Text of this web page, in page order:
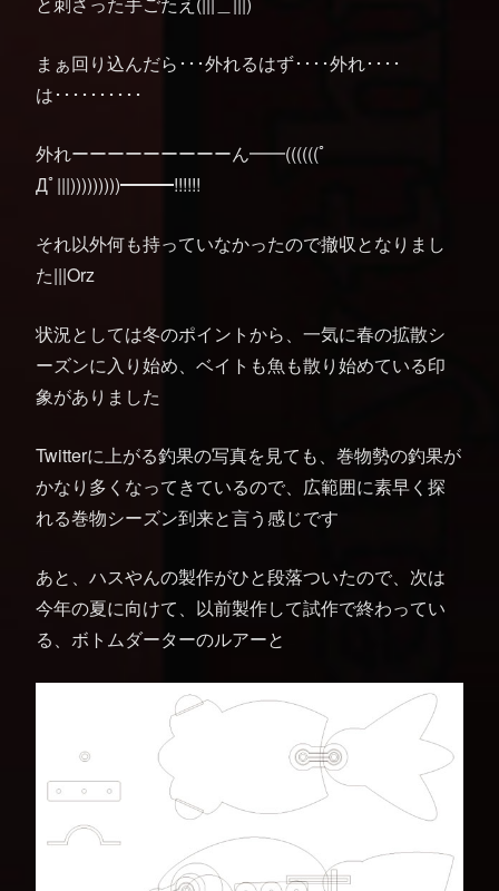
まぁ回り込んだら･･･外れるはず････外れ････
は･･････････
外れーーーーーーーーーん━━((((((ﾟ
Дﾟ|||)))))))))━━━!!!!!!
それ以外何も持っていなかったので撤収となりまし
た|||Orz
状況としては冬のポイントから、一気に春の拡散シ
ーズンに入り始め、ベイトも魚も散り始めている印
象がありました
Twitterに上がる釣果の写真を見ても、巻物勢の釣果が
かなり多くなってきているので、広範囲に素早く探
れる巻物シーズン到来と言う感じです
あと、ハスやんの製作がひと段落ついたので、次は
今年の夏に向けて、以前製作して試作で終わってい
る、ボトムダーターのルアーと